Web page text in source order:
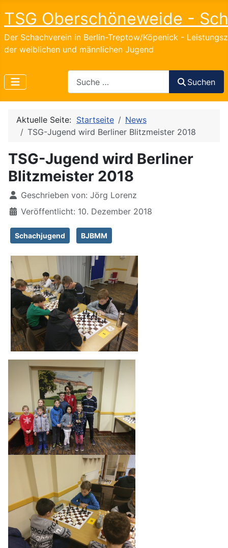
TSG Oberschöneweide -
Der Schachverein in Berlin-Treptow/Köpenick -
der weiblichen und männlichen Jugend
Suchen
Aktuelle Seite: Startseite
News
TSG-Jugend wird Berliner Blitzmeister 2018
TSG-Jugend wird Berliner
Blitzmeister 2018
DetailsGeschrieben von: Jörg Lorenz
Veröffentlicht: 10. Dezember 2018
Schachjugend BJBMM